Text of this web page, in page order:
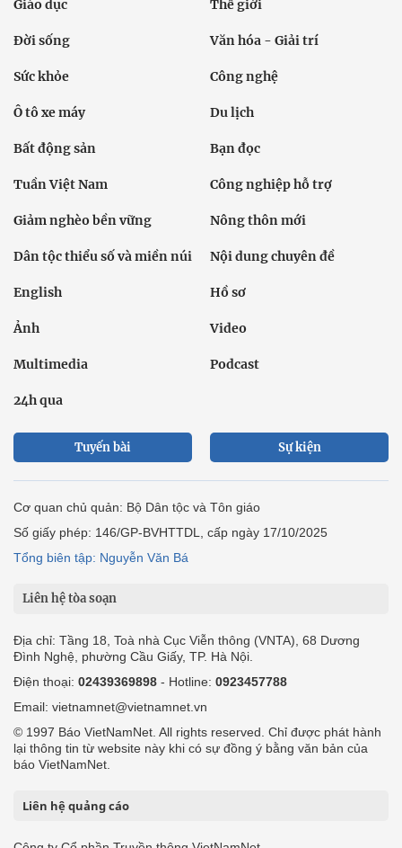
Giáo dục Thế giới
Đời sống Văn hóa - Giải trí
Sức khỏe Công nghệ
Ô tô xe máy Du lịch
Bất động sản Bạn đọc
Tuần Việt Nam Công nghiệp hỗ trợ
Giảm nghèo bền vững Nông thôn mới
Dân tộc thiểu số và miền núi Nội dung chuyên đề
English Hồ sơ
Ảnh Video
Multimedia Podcast
24h qua
Tuyến bài Sự kiện
Cơ quan chủ quản: Bộ Dân tộc và Tôn giáo
Số giấy phép: 146/GP-BVHTTDL, cấp ngày 17/10/2025
Tổng biên tập: Nguyễn Văn Bá
Liên hệ tòa soạn
Địa chỉ: Tầng 18, Toà nhà Cục Viễn thông (VNTA), 68 Dương
Đình Nghệ, phường Cầu Giấy, TP. Hà Nội.
Điện thoại: 02439369898 - Hotline: 0923457788
Email: vietnamnet@vietnamnet.vn
© 1997 Báo VietNamNet. All rights reserved. Chỉ được phát hành
lại thông tin từ website này khi có sự đồng ý bằng văn bản của
báo VietNamNet.
Liên hệ quảng cáo